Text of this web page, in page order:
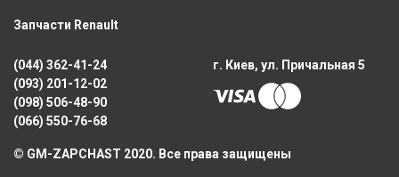
Запчасти Renault
(044) 362-41-24
(093) 201-12-02
(098) 506-48-90
(066) 550-76-68
г. Киев, ул. Причальная 5
© GM-ZAPCHAST 2020. Все права защищены